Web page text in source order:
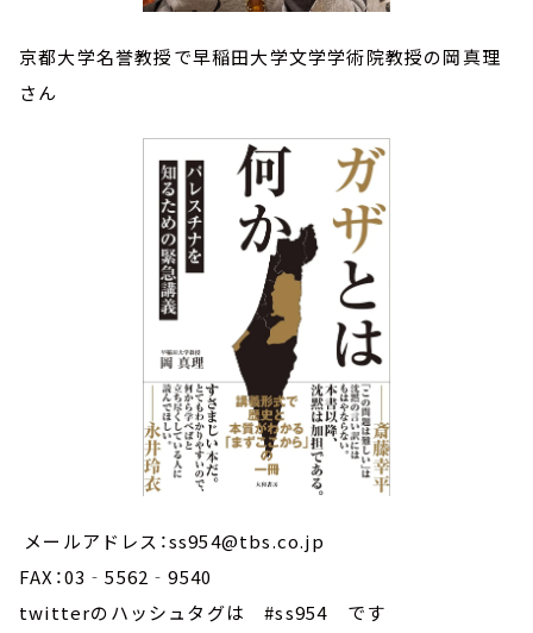
京都大学名誉教授で早稲田大学文学学術院教授の岡真理
さん
メールアドレス：ss954@tbs.co.jp
FAX：03‐5562‐9540
twitterのハッシュタグは #ss954 です